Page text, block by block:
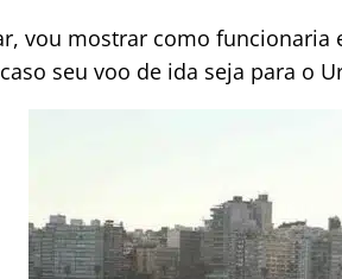
vou mostrar como funcionaria
seu voo de ida seja para o